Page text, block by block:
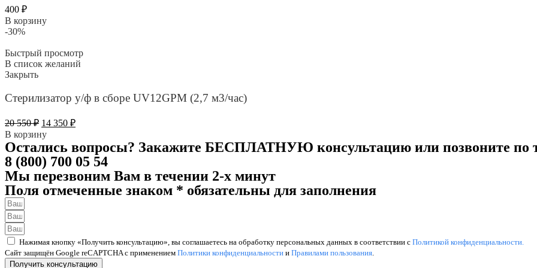
400 ₽
В корзину
-30%
Быстрый просмотр
В список желаний
Закрыть
Стерилизатор у/ф в сборе UV12GPM (2,7 м3/час)
20 550₽ Первоначальная
цена
составляла
20
550 ₽.
14 350 ₽Текущая
350 ₽.
В корзину
Остались вопросы? Закажите БЕСПЛАТНУЮ консультацию или позвоните по
8 (800) 700 05 54
Мы перезвоним Вам в течении 2-х минут
Поля отмеченные знаком * обязательны для заполнения
Нажимая кнопку «Получить консультацию», вы соглашаетесь на обработку персональных данных в соответствии с Политикой конфиденциальности.
Сайт защищён Google reCAPTCHA с применением Политики конфиденциальности и Правилами пользования
Получить консультацию